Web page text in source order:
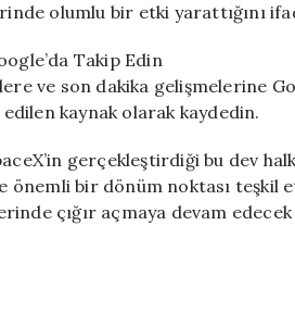
olumlu bir etki yarattığını
Takip Edin
ve son dakika gelişmelerine
kaynak olarak kaydedin.
gerçekleştirdiği bu dev
önemli bir dönüm noktası teşkil
çığır açmaya devam